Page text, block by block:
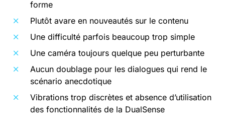
forme
Plutôt avare en nouveautés sur le contenu
Une difficulté parfois beaucoup trop simple
Une caméra toujours quelque peu perturbante
Aucun doublage pour les dialogues qui rend le
scénario anecdotique
Vibrations trop discrètes et absence d’utilisation
des fonctionnalités de la DualSense